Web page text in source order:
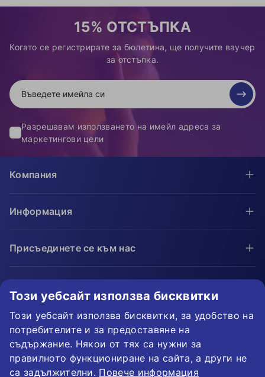
Този уебсайт използва бисквитки
Този уебсайт използва бисквитки, за удобство на
потребителите и за предоставяне на
съдържание. Някои от тях са нужни за
правилното функциониране на сайта, а други не
са задължителни. Повече информация
15% ОТСТЪПКА
Когато се регистрирате за бюлетина, ще получите ваучер
за отстъпка.
Разрешавам използването на имейл адреса за
маркетингови цели
Компания
Информация
Присъединете се към нас
Фиксиран курс на конвертиране: 1,95583 лв.
Възможност за плащане с карта. Гарантирана защита на личните